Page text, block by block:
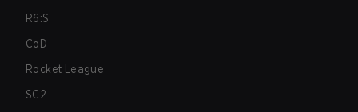
R6:S
CoD
Rocket League
SC2